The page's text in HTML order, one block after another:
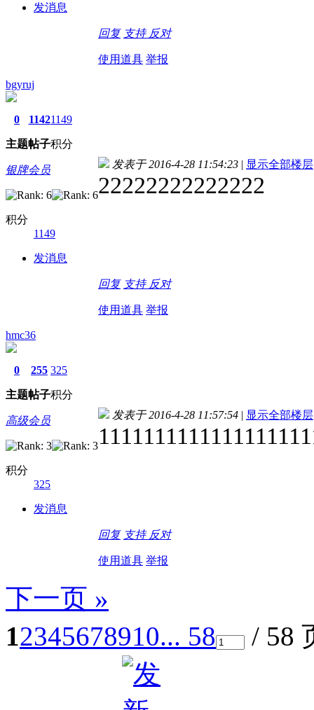
发消息
回复 支持 反对
使用道具 举报
bgyruj
0
主题
1142
帖子
1149
积分
银牌会员
积分
1149
发消息
发表于 2016-4-28 11:54:23 | 显示全部楼层
22222222222222
回复 支持 反对
使用道具 举报
hmc36
0
主题
255
帖子
325
积分
高级会员
积分
325
发消息
发表于 2016-4-28 11:57:54 | 显示全部楼层
回复 支持 反对
使用道具 举报
下一页 »
12345678910... 58 / 58